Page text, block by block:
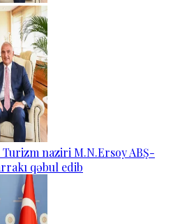
naziri M.N.Ersoy ABŞ-
qəbul edib